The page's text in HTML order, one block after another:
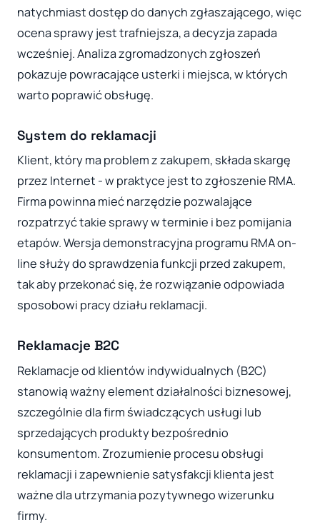
natychmiast dostęp do danych zgłaszającego, więc
ocena sprawy jest trafniejsza, a decyzja zapada
wcześniej. Analiza zgromadzonych zgłoszeń
pokazuje powracające usterki i miejsca, w których
warto poprawić obsługę.
System do reklamacji
Klient, który ma problem z zakupem, składa skargę
przez Internet - w praktyce jest to zgłoszenie RMA.
Firma powinna mieć narzędzie pozwalające
rozpatrzyć takie sprawy w terminie i bez pomijania
etapów. Wersja demonstracyjna programu RMA on-
line służy do sprawdzenia funkcji przed zakupem,
tak aby przekonać się, że rozwiązanie odpowiada
sposobowi pracy działu reklamacji.
Reklamacje B2C
Reklamacje od klientów indywidualnych (B2C)
stanowią ważny element działalności biznesowej,
szczególnie dla firm świadczących usługi lub
sprzedających produkty bezpośrednio
konsumentom. Zrozumienie procesu obsługi
reklamacji i zapewnienie satysfakcji klienta jest
ważne dla utrzymania pozytywnego wizerunku
firmy.